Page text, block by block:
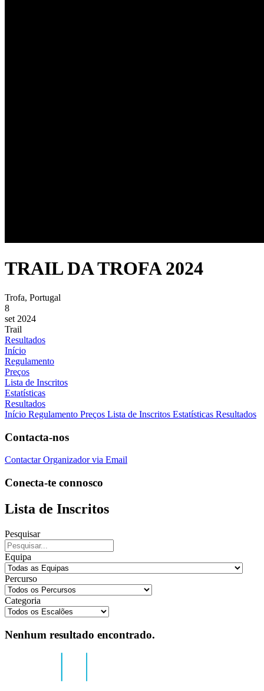
TRAIL DA TROFA 2024
Trofa, Portugal
8
set 2024
Trail
Resultados
Início
Regulamento
Preços
Lista de Inscritos
Estatísticas
Resultados
Início Regulamento Preços Lista de Inscritos Estatísticas Resultados
Contacta-nos
Contactar Organizador via Email
Conecta-te connosco
Lista de Inscritos
Pesquisar
Equipa
Percurso
Categoria
Nenhum resultado encontrado.